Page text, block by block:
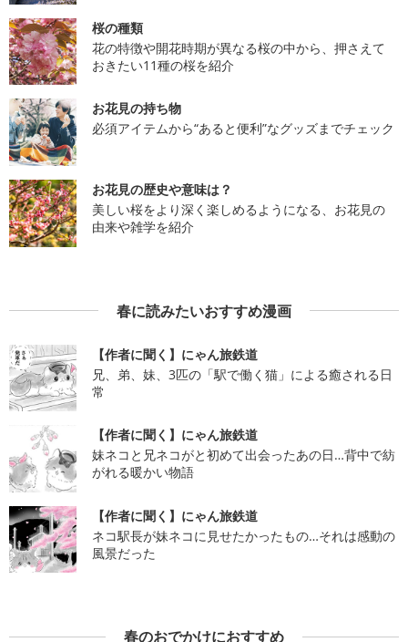
桜の種類
花の特徴や開花時期が異なる桜の中から、押さえて
おきたい11種の桜を紹介
お花見の持ち物
必須アイテムから“あると便利”なグッズまでチェック
お花見の歴史や意味は？
美しい桜をより深く楽しめるようになる、お花見の
由来や雑学を紹介
春に読みたいおすすめ漫画
【作者に聞く】にゃん旅鉄道
兄、弟、妹、3匹の「駅で働く猫」による癒される日
常
【作者に聞く】にゃん旅鉄道
妹ネコと兄ネコがと初めて出会ったあの日…背中で紡
がれる暖かい物語
【作者に聞く】にゃん旅鉄道
ネコ駅長が妹ネコに見せたかったもの…それは感動の
風景だった
春のおでかけにおすすめ